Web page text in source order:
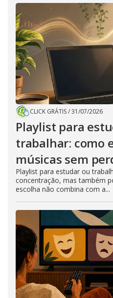
CLICK GRÁTIS/31/07/2026
Playlist para
trabalhar: como
músicas sem
Playlist para estudar ou
concentração, mas também
escolha não combina com a...